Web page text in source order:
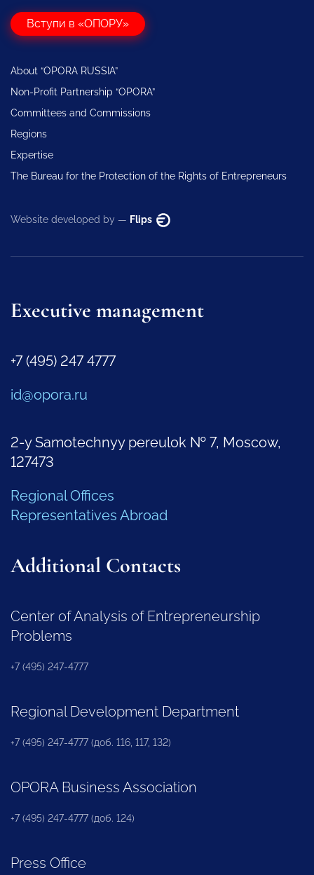
Вступи в «ОПОРУ»
About “OPORA RUSSIA”
Non-Profit Partnership “OPORA”
Committees and Commissions
Regions
Expertise
The Bureau for the Protection of the Rights of Entrepreneurs
Website developed by — Flips
Executive management
+7 (495) 247 4777
id@opora.ru
2-y Samotechnyy pereulok № 7, Moscow,
127473
Regional Offices
Representatives Abroad
Additional Contacts
Center of Analysis of Entrepreneurship
Problems
+7 (495) 247-4777
Regional Development Department
+7 (495) 247-4777 (доб. 116, 117, 132)
OPORA Business Association
+7 (495) 247-4777 (доб. 124)
Press Office